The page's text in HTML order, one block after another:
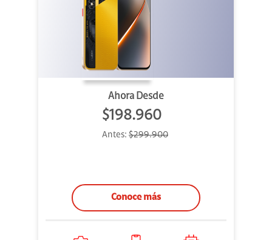
Ahora Desde
$198.960
Antes: $299.900
Conoce más